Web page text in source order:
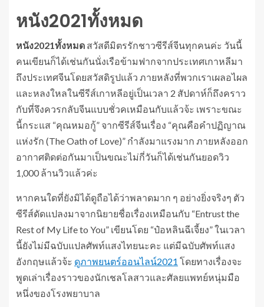
หนัง2021ทั้งหมด
หนัง2021ทั้งหมด สวัสดีมิตรรักชาวซีรีส์จีนทุกคนค่ะ วันนี้
คนเขียนก็ได้เช่นกันนั่งเรือข้ามฟากจากประเทศเกาหลีมา
ถึงประเทศจีนโดยสวัสดิรูปแล้ว ภายหลังที่พวกเราเผลอไผล
และหลงใหลในซีรีส์เกาหลีอยู่เป็นเวลา 2 สัปดาห์ก็ถึงคราว
กับที่จึงควรกลับจีนแบบชั่วคเหมือนกับแล้วจ้ะ เพราะขณะ
นี้กระแส “คุณหมอกู้” จากซีรีส์จีนเรื่อง “คุณคือคำปฏิญาณ
แห่งรัก (The Oath of Love)” กำลังมาแรงมาก ภายหลังออก
อากาศติดต่อกันมาเป็นขณะไม่กี่วันก็ได้เช่นกันยอดวิว
1,000 ล้านวิวแล้วค่ะ
หากคนใดที่ยังมิได้ดูถือได้ว่าพลาดมาก ๆ อย่างยิ่งจริงๆ ตัว
ซีรีส์ดัดแปลงมาจากนิยายชื่อเรื่องเหมือนกับ “Entrust the
Rest of My Life to You” เขียนโดย “ป๋อหลินฉีเจี้ยง” ในเวลา
นี้ยังไม่มีฉบับแปลศัพท์แสงไทยนะคะ แต่มีฉบับศัพท์แสง
อังกฤษแล้วจ้ะ ดูภาพยนตร์ออนไลน์2021 โดยทางเรื่องจะ
พูดเล่าเรื่องราวของนักเชลโลสาวและศัลยแพทย์หนุ่มมือ
หนึ่งของโรงพยาบาล